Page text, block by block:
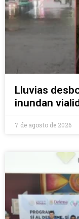
Lluvias
inundan
7 de agosto de 2026